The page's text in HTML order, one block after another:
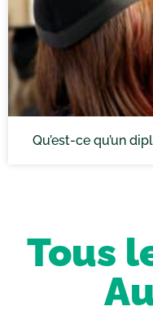
Qu’est-ce qu’un
Tous